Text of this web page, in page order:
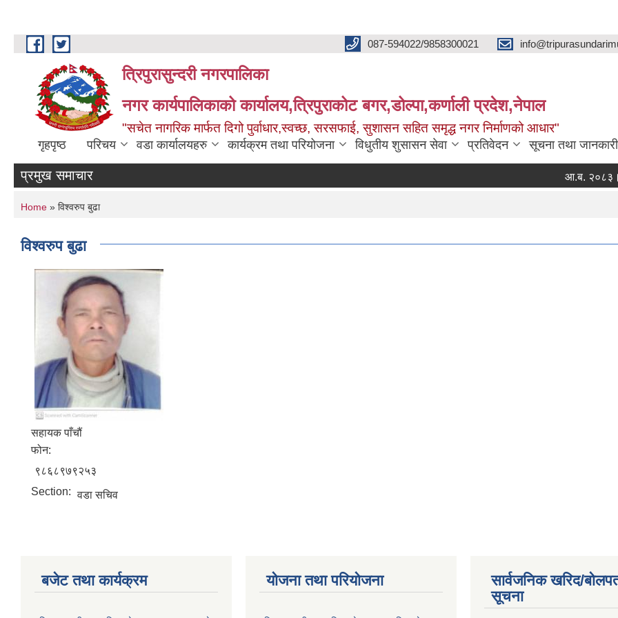
Skip to main content 087-594022/9858300021
त्रिपुरासुन्दरी नगरपालिका
नगर कार्यपालिकाको कार्यालय,त्रिपुराकोट बगर,डोल्पा,कर्णाली प्रदेश,नेपाल
"सचेत नागरिक मार्फत दिगो पुर्वाधार,स्वच्छ, सरसफाई, सुशासन सहित समृद्ध नगर निर्माणको आधार"
गृहपृष्ठ परिचय वडा कार्यालयहरु कार्यक्रम तथा परियोजना विधुतीय शुसासन सेवा प्रतिवेदन सूचना तथा जानकारी
प्रमुख समाचार आ.ब. २०८३।०८४ का
You are here
Home » विश्वरुप बुढा
विश्वरुप बुढा
सहायक पाँचौं
फोन:
९८६८९७९२५३
Section: वडा सचिव
बजेट तथा कार्यक्रम योजना तथा परियोजना
सार्वजनिक खरिद/
सूचना